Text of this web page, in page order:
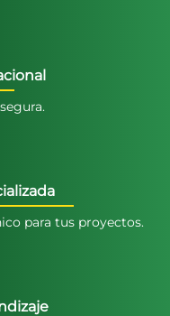
para tus proyectos.